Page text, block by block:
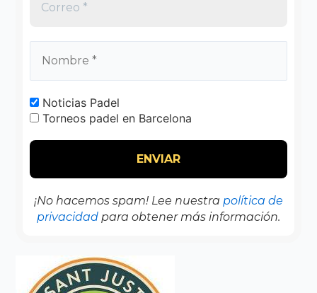
Noticias Padel
Torneos padel en Barcelona
¡No hacemos spam! Lee nuestra política de
privacidad para obtener más información.